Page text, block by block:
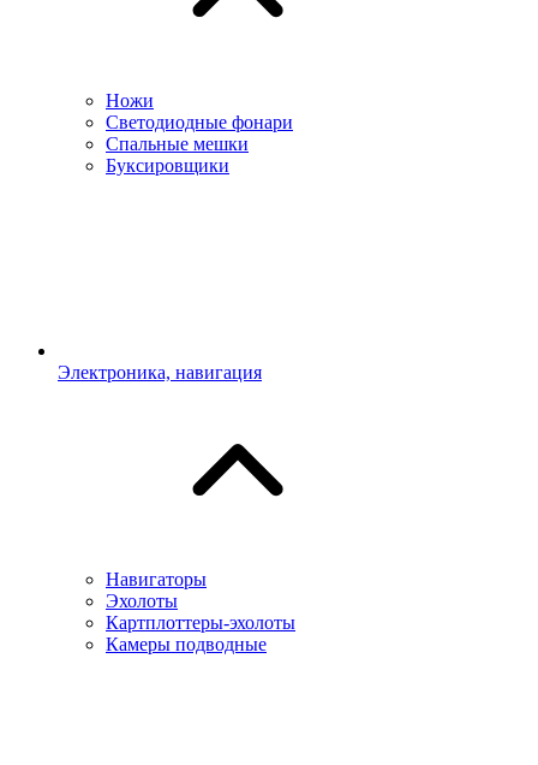
Ножи
Светодиодные фонари
Спальные мешки
Буксировщики
Электроника, навигация
Навигаторы
Эхолоты
Картплоттеры-эхолоты
Камеры подводные